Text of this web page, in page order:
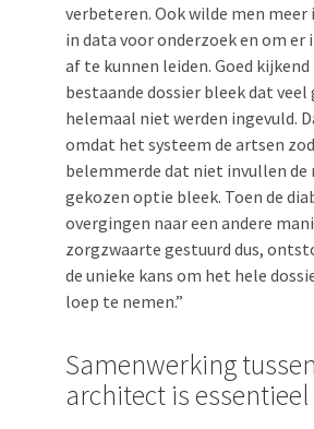
verbeteren. Ook wilde men
in data voor onderzoek en om
af te kunnen leiden. Goed
bestaande dossier bleek dat veel
helemaal niet werden ingevuld.
omdat het systeem de artsen
belemmerde dat niet invullen de
gekozen optie bleek. Toen de
overgingen naar een andere
zorgzwaarte gestuurd dus,
de unieke kans om het hele
loep te nemen.”
Samenwerking
architect is essentieel